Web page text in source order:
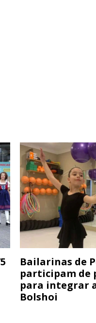
Bailarinas de
participam de
para integrar
Bolshoi